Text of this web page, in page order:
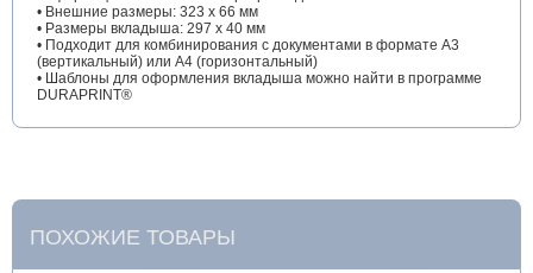
• Внешние размеры: 323 x 66 мм
• Размеры вкладыша: 297 x 40 мм
• Подходит для комбинирования с документами в формате A3
(вертикальный) или А4 (горизонтальный)
• Шаблоны для оформления вкладыша можно найти в программе
DURAPRINT®
ПОХОЖИЕ ТОВАРЫ